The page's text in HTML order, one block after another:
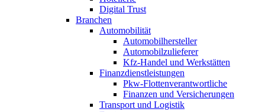
Digital Trust
Branchen
Automobilität
Automobilhersteller
Automobilzulieferer
Kfz-Handel und Werkstätten
Finanzdienstleistungen
Pkw‑Flottenverantwortliche
Finanzen und Versicherungen
Transport und Logistik